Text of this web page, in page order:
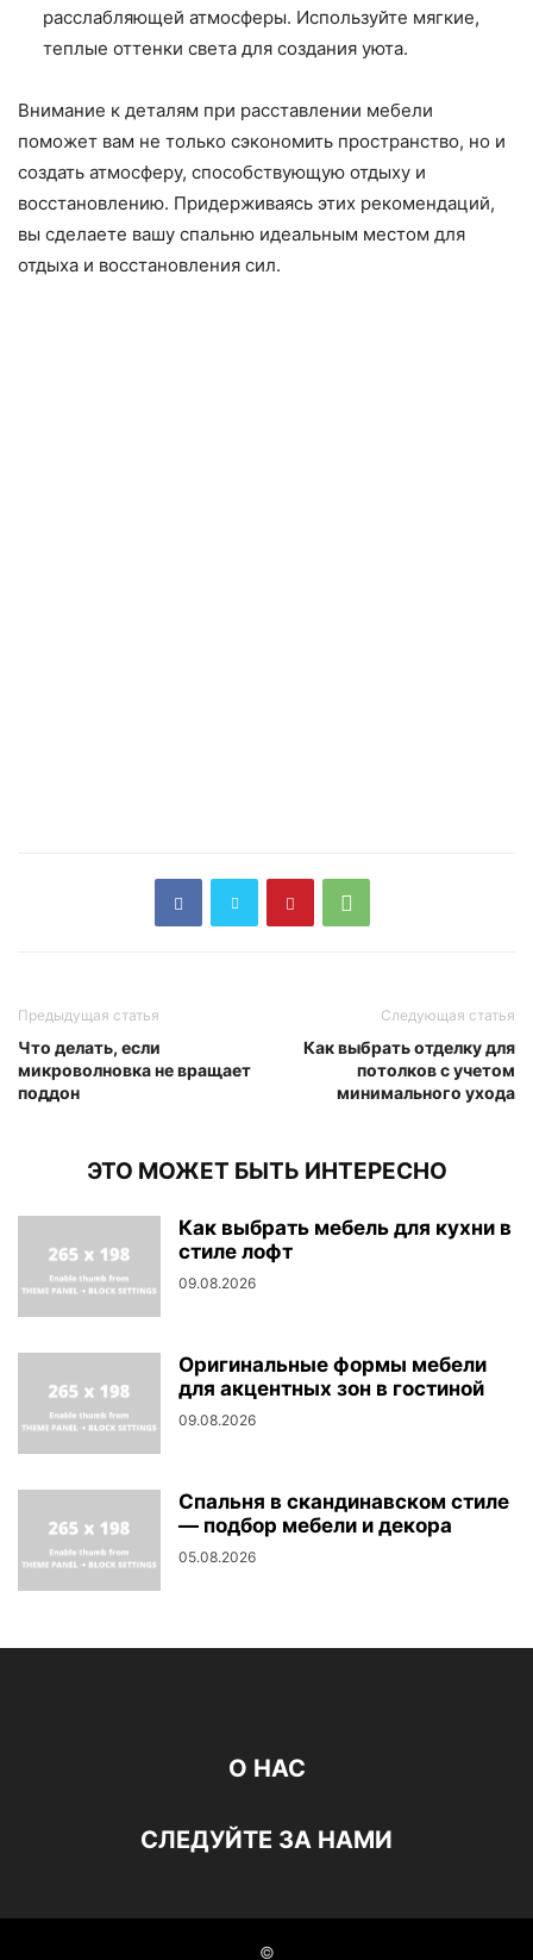
расслабляющей атмосферы. Используйте мягкие,
теплые оттенки света для создания уюта.
Внимание к деталям при расставлении мебели
поможет вам не только сэкономить пространство, но и
создать атмосферу, способствующую отдыху и
восстановлению. Придерживаясь этих рекомендаций,
вы сделаете вашу спальню идеальным местом для
отдыха и восстановления сил.
Предыдущая статья
Что делать, если
микроволновка не вращает
поддон
Следующая статья
Как выбрать отделку для
потолков с учетом
минимального ухода
ЭТО МОЖЕТ БЫТЬ ИНТЕРЕСНО
Как выбрать мебель для кухни в
стиле лофт
09.08.2026
Оригинальные формы мебели
для акцентных зон в гостиной
09.08.2026
Спальня в скандинавском стиле
— подбор мебели и декора
05.08.2026
О НАС
СЛЕДУЙТЕ ЗА НАМИ
©